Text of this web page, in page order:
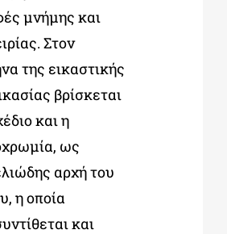
μνήμης και
Στον
της εικαστικής
βρίσκεται
και η
ως
αρχή του
η οποία
και